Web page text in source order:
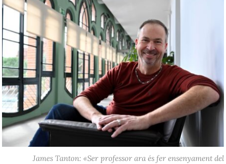
James Tanton: «Ser professor ara és fer ensenyament del